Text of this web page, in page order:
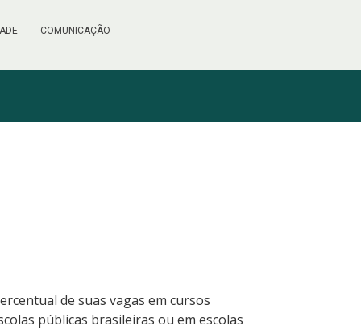
COMUNICAÇÃO
de suas vagas em cursos
públicas brasileiras ou em escolas